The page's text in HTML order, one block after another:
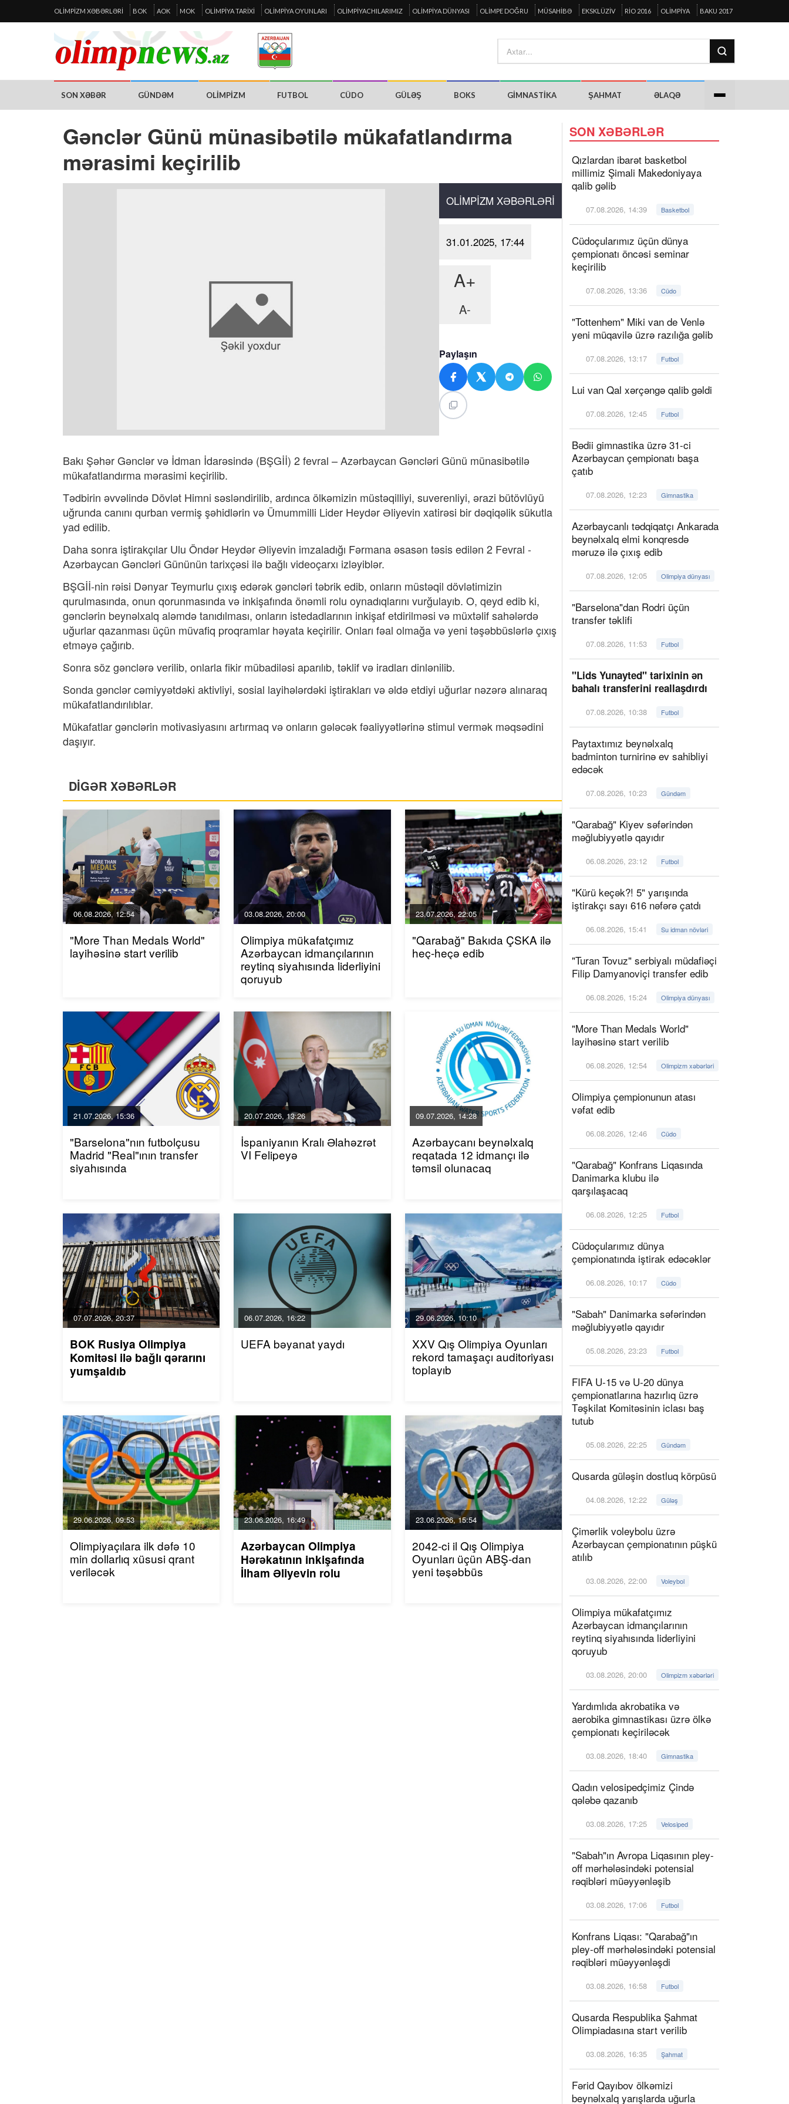
OLIMPIZM XƏBƏRLƏRI BOK AOK MOK OLIMPIYA TARIXI OLIMPIYA OYUNLARI OLIMPIYACHILARIMIZ OLIMPIYA DÜNYASI OLIMPE DOĞRU MÜSAHIBƏ EKSKLÜZIV RIO 2016 OLIMPIYA BAKU 2017
SON XƏBƏR GÜNDƏM OLIMPIZM FUTBOL CÜDO GÜLƏŞ BOKS GIMNASTIKA ŞAHMAT ƏLAQƏ
Gənclər Günü münasibətilə mükafatlandırma
mərasimi keçirilib
OLIMPIZM XƏBƏRLƏRI
31.01.2025, 17:44
A+
A-
Paylaşın
Bakı Şəhər Gənclər və İdman İdarəsində (BŞGİİ) 2 fevral – Azərbaycan Gəncləri Günü münasibətilə
mükafatlandırma mərasimi keçirilib.
Tədbirin əvvəlində Dövlət Himni səsləndirilib, ardınca ölkəmizin müstəqilliyi, suverenliyi, ərazi bütövlüyü
uğrunda canını qurban vermiş şəhidlərin və Ümummilli Lider Heydər Əliyevin xatirəsi bir dəqiqəlik sükutla
yad edilib.
Daha sonra iştirakçılar Ulu Öndər Heydər Əliyevin imzaladığı Fərmana əsasən təsis edilən 2 Fevral -
Azərbaycan Gəncləri Gününün tarixçəsi ilə bağlı videoçarxı izləyiblər.
BŞGİİ-nin rəisi Dənyar Teymurlu çıxış edərək gəncləri təbrik edib, onların müstəqil dövlətimizin
qurulmasında, onun qorunmasında və inkişafında önəmli rolu oynadıqlarını vurğulayıb. O, qeyd edib ki,
gənclərin beynəlxalq aləmdə tanıdılması, onların istedadlarının inkişaf etdirilməsi və müxtəlif sahələrdə
uğurlar qazanması üçün müvafiq proqramlar həyata keçirilir. Onları fəal olmağa və yeni təşəbbüslərlə çıxış
etməyə çağırıb.
Sonra söz gənclərə verilib, onlarla fikir mübadiləsi aparılıb, təklif və iradları dinlənilib.
Sonda gənclər cəmiyyətdəki aktivliyi, sosial layihələrdəki iştirakları və əldə etdiyi uğurlar nəzərə alınaraq
mükafatlandırılıblar.
Mükafatlar gənclərin motivasiyasını artırmaq və onların gələcək fəaliyyətlərinə stimul vermək məqsədini
daşıyır.
DİGƏR XƏBƏRLƏR
06.08.2026, 12:54
"More Than Medals World"
layihəsinə start verilib
03.08.2026, 20:00
Olimpiya mükafatçımız
Azərbaycan idmançılarının
reytinq siyahısında liderliyini
qoruyub
23.07.2026, 22:05
"Qarabağ" Bakıda ÇSKA ilə
heç-heçə edib
21.07.2026, 15:36
"Barselona"nın futbolçusu
Madrid "Real"ının transfer
siyahısında
20.07.2026, 13:26
İspaniyanın Kralı Əlahəzrət
VI Felipeyə
09.07.2026, 14:28
Azərbaycanı beynəlxalq
reqatada 12 idmançı ilə
təmsil olunacaq
07.07.2026, 20:37
BOK Rusiya Olimpiya
Komitəsi ilə bağlı qərarını
yumşaldıb
06.07.2026, 16:22
UEFA bəyanat yaydı
29.06.2026, 10:10
XXV Qış Olimpiya Oyunları
rekord tamaşaçı auditoriyası
toplayıb
29.06.2026, 09:53
Olimpiyaçılara ilk dəfə 10
min dollarlıq xüsusi qrant
veriləcək
23.06.2026, 16:49
Azərbaycan Olimpiya
Hərəkatının inkişafında
İlham Əliyevin rolu
23.06.2026, 15:54
2042-ci il Qış Olimpiya
Oyunları üçün ABŞ-dan
yeni təşəbbüs
SON XƏBƏRLƏR
Qızlardan ibarət basketbol
millimiz Şimali Makedoniyaya
qalib gəlib
07.08.2026, 14:39 Basketbol
Cüdoçularımız üçün dünya
çempionatı öncəsi seminar
keçirilib
07.08.2026, 13:36 Cüdo
"Tottenhem" Miki van de Venlə
yeni müqavilə üzrə razılığa gəlib
07.08.2026, 13:17 Futbol
Lui van Qal xərçəngə qalib gəldi
07.08.2026, 12:45 Futbol
Bədii gimnastika üzrə 31-ci
Azərbaycan çempionatı başa
çatıb
07.08.2026, 12:23 Gimnastika
Azərbaycanlı tədqiqatçı Ankarada
beynəlxalq elmi konqresdə
məruzə ilə çıxış edib
07.08.2026, 12:05 Olimpiya dünyası
"Barselona"dan Rodri üçün
transfer təklifi
07.08.2026, 11:53 Futbol
"Lids Yunayted" tarixinin ən
bahalı transferini reallaşdırdı
07.08.2026, 10:38 Futbol
Paytaxtımız beynəlxalq
badminton turnirinə ev sahibliyi
edəcək
07.08.2026, 10:23 Gündəm
"Qarabağ" Kiyev səfərindən
məğlubiyyətlə qayıdır
06.08.2026, 23:12 Futbol
"Kürü keçək?! 5" yarışında
iştirakçı sayı 616 nəfərə çatdı
06.08.2026, 15:41 Su idman növləri
"Turan Tovuz" serbiyalı müdafiəçi
Filip Damyanoviçi transfer edib
06.08.2026, 15:24 Olimpiya dünyası
"More Than Medals World"
layihəsinə start verilib
06.08.2026, 12:54 Olimpizm xəbərləri
Olimpiya çempionunun atası
vəfat edib
06.08.2026, 12:46 Cüdo
"Qarabağ" Konfrans Liqasında
Danimarka klubu ilə
qarşılaşacaq
06.08.2026, 12:25 Futbol
Cüdoçularımız dünya
çempionatında iştirak edəcəklər
06.08.2026, 10:17 Cüdo
"Sabah" Danimarka səfərindən
məğlubiyyətlə qayıdır
05.08.2026, 23:23 Futbol
FIFA U-15 və U-20 dünya
çempionatlarına hazırlıq üzrə
Təşkilat Komitəsinin iclası baş
tutub
05.08.2026, 22:25 Gündəm
Qusarda güləşin dostluq körpüsü
04.08.2026, 12:22 Güləş
Çimərlik voleybolu üzrə
Azərbaycan çempionatının püşkü
atılıb
03.08.2026, 22:00 Voleybol
Olimpiya mükafatçımız
Azərbaycan idmançılarının
reytinq siyahısında liderliyini
qoruyub
03.08.2026, 20:00 Olimpizm xəbərləri
Yardımlıda akrobatika və
aerobika gimnastikası üzrə ölkə
çempionatı keçiriləcək
03.08.2026, 18:40 Gimnastika
Qadın velosipedçimiz Çində
qələbə qazanıb
03.08.2026, 17:25 Velosiped
"Sabah"ın Avropa Liqasının pley-
off mərhələsindəki potensial
rəqibləri müəyyənləşib
03.08.2026, 17:06 Futbol
Konfrans Liqası: "Qarabağ"ın
pley-off mərhələsindəki potensial
rəqibləri müəyyənləşdi
03.08.2026, 16:58 Futbol
Qusarda Respublika Şahmat
Olimpiadasına start verilib
03.08.2026, 16:35 Şahmat
Fərid Qayıbov ölkəmizi
beynəlxalq yarışlarda uğurla